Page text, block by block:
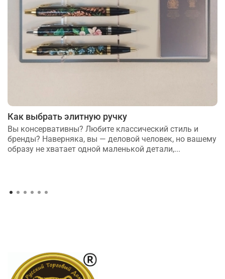
Как выбрать элитную ручку
Вы консервативны? Любите классический стиль и
бренды? Наверняка, вы — деловой человек, но вашему
образу не хватает одной маленькой детали,...